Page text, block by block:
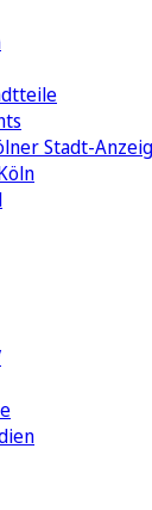
Stadt-